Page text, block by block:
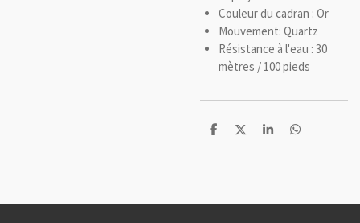
Couleur du cadran : Or
Mouvement: Quartz
Résistance à l'eau : 30
mètres / 100 pieds
P
e
P
e
P
e
P
e